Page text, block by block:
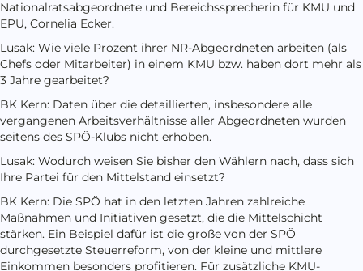
Nationalratsabgeordnete und Bereichssprecherin für KMU und
EPU, Cornelia Ecker.
Lusak: Wie viele Prozent ihrer NR-Abgeordneten arbeiten (als
Chefs oder Mitarbeiter) in einem KMU bzw. haben dort mehr als
3 Jahre gearbeitet?
BK Kern: Daten über die detaillierten, insbesondere alle
vergangenen Arbeitsverhältnisse aller Abgeordneten wurden
seitens des SPÖ-Klubs nicht erhoben.
Lusak: Wodurch weisen Sie bisher den Wählern nach, dass sich
Ihre Partei für den Mittelstand einsetzt?
BK Kern: Die SPÖ hat in den letzten Jahren zahlreiche
Maßnahmen und Initiativen gesetzt, die die Mittelschicht
stärken. Ein Beispiel dafür ist die große von der SPÖ
durchgesetzte Steuerreform, von der kleine und mittlere
Einkommen besonders profitieren. Für zusätzliche KMU-